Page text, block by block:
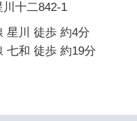
十二842-1
星川 徒歩 約4分
七和 徒歩 約19分